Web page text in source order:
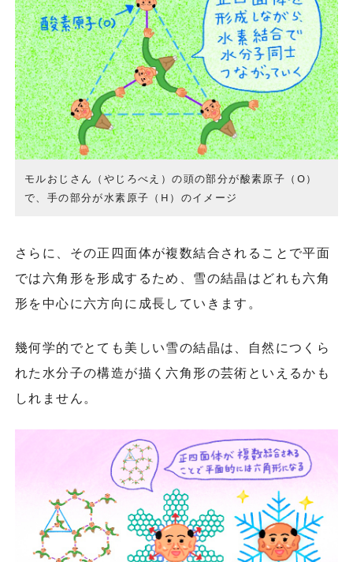
モルおじさん（やじろべえ）の頭の部分が酸素原子（O）
で、手の部分が水素原子（H）のイメージ
さらに、その正四面体が複数結合されることで平面
では六角形を形成するため、雪の結晶はどれも六角
形を中心に六方向に成長していきます。
幾何学的でとても美しい雪の結晶は、自然につくら
れた水分子の構造が描く六角形の芸術といえるかも
しれません。